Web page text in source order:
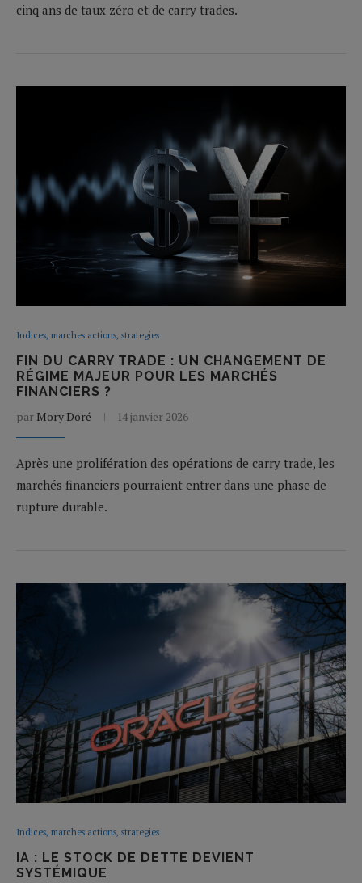
cinq ans de taux zéro et de carry trades.
Indices, marches actions, strategies
FIN DU CARRY TRADE : UN CHANGEMENT DE
RÉGIME MAJEUR POUR LES MARCHÉS
FINANCIERS ?
par Mory Doré 14 janvier 2026
Après une prolifération des opérations de carry trade, les
marchés financiers pourraient entrer dans une phase de
rupture durable.
Indices, marches actions, strategies
IA : LE STOCK DE DETTE DEVIENT
SYSTÉMIQUE